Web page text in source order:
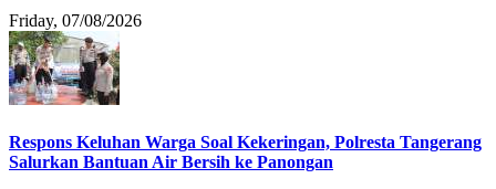
Friday, 07/08/2026
Respons Keluhan Warga Soal Kekeringan, Polresta Tangerang
Salurkan Bantuan Air Bersih ke Panongan